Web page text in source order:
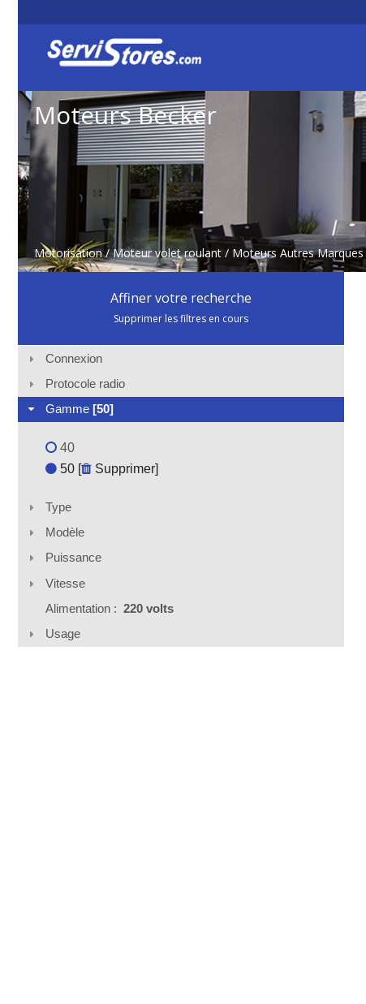
Moteurs Becker
Motorisation /Moteur volet roulant / Moteurs Autres Marques
Affiner votre recherche
Supprimer les filtres en cours
Connexion
Protocole radio
Gamme [50]
40
50 [
Supprimer]
Type
Modèle
Puissance
Vitesse
Alimentation : 220 volts
Usage